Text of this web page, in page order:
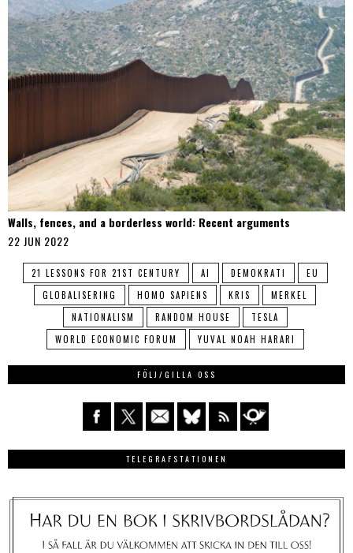
Walls, fences, and a borderless world: Recent arguments
22 JUN 2022
21 LESSONS FOR 21ST CENTURY AI DEMOKRATI
EU
GLOBALISERING
HOMO SAPIENS KRIS
MERKEL
NATIONALISM
RANDOM HOUSE
TESLA
WORLD ECONOMIC FORUM
YUVAL NOAH HARARI
FÖLJ/GILLA OSS
TELEGRAFSTATIONEN